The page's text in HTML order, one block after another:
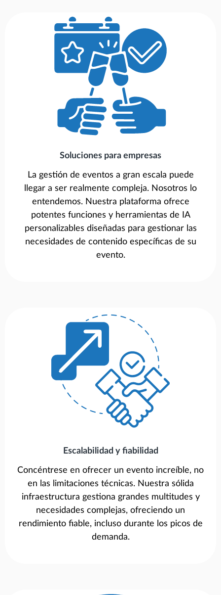
Soluciones para empresas
La gestión de eventos a gran escala puede
llegar a ser realmente compleja. Nosotros lo
entendemos. Nuestra plataforma ofrece
potentes funciones y herramientas de IA
personalizables diseñadas para gestionar las
necesidades de contenido específicas de su
evento.
Escalabilidad y fiabilidad
Concéntrese en ofrecer un evento increíble, no
en las limitaciones técnicas. Nuestra sólida
infraestructura gestiona grandes multitudes y
necesidades complejas, ofreciendo un
rendimiento fiable, incluso durante los picos de
demanda.